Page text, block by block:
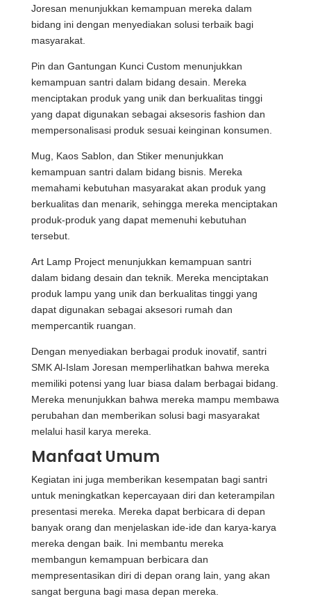
Joresan menunjukkan kemampuan mereka dalam
bidang ini dengan menyediakan solusi terbaik bagi
masyarakat.
Pin dan Gantungan Kunci Custom menunjukkan
kemampuan santri dalam bidang desain. Mereka
menciptakan produk yang unik dan berkualitas tinggi
yang dapat digunakan sebagai aksesoris fashion dan
mempersonalisasi produk sesuai keinginan konsumen.
Mug, Kaos Sablon, dan Stiker menunjukkan
kemampuan santri dalam bidang bisnis. Mereka
memahami kebutuhan masyarakat akan produk yang
berkualitas dan menarik, sehingga mereka menciptakan
produk-produk yang dapat memenuhi kebutuhan
tersebut.
Art Lamp Project menunjukkan kemampuan santri
dalam bidang desain dan teknik. Mereka menciptakan
produk lampu yang unik dan berkualitas tinggi yang
dapat digunakan sebagai aksesori rumah dan
mempercantik ruangan.
Dengan menyediakan berbagai produk inovatif, santri
SMK Al-Islam Joresan memperlihatkan bahwa mereka
memiliki potensi yang luar biasa dalam berbagai bidang.
Mereka menunjukkan bahwa mereka mampu membawa
perubahan dan memberikan solusi bagi masyarakat
melalui hasil karya mereka.
Manfaat Umum
Kegiatan ini juga memberikan kesempatan bagi santri
untuk meningkatkan kepercayaan diri dan keterampilan
presentasi mereka. Mereka dapat berbicara di depan
banyak orang dan menjelaskan ide-ide dan karya-karya
mereka dengan baik. Ini membantu mereka
membangun kemampuan berbicara dan
mempresentasikan diri di depan orang lain, yang akan
sangat berguna bagi masa depan mereka.